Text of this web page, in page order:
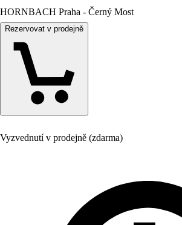
HORNBACH Praha - Černý Most
Rezervovat v prodejně
Vyzvednutí v prodejně (zdarma)